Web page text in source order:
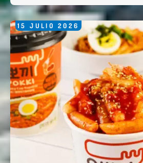
15 JULIO 2026